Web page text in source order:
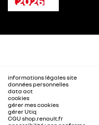
informations légales site
données personnelles
data act
cookies
gérer mes cookies
gérer Utiq
CGU shop.renault.fr